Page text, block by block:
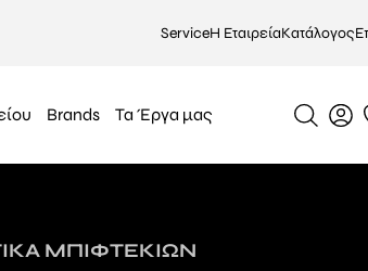
ServiceΗ ΕταιρείαΚατάλογος
Brands Τα Έργα μας
ΜΠΙΦΤΕΚΙΏΝ